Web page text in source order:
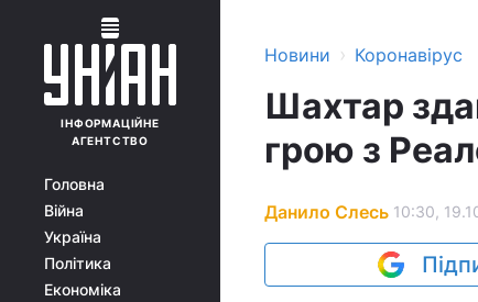
ІНФОРМАЦІЙНЕ
АГЕНТСТВО
Головна
Війна
Україна
Політика
Економіка
Новини › Коронавірус
Шахтар
грою з
Данило Слесь 10:30,